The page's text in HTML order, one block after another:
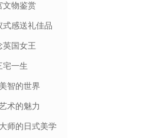
文物鉴赏
式感送礼佳品
英国女王
宅一生
智的世界
术的魅力
师的日式美学